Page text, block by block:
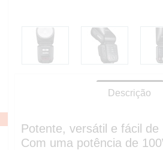
Descrição
Potente, versátil e fácil de
Com uma potência de